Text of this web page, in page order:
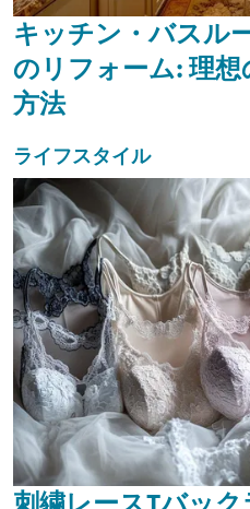
キッチン・バスル
のリフォーム: 理
方法
ライフスタイル